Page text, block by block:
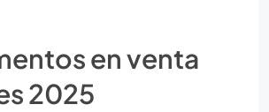
en venta
2025